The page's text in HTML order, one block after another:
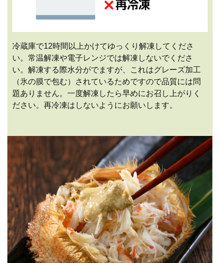
冷蔵庫で12時間以上かけてゆっくり解凍してくださ
い。常温解凍や電子レンジでは解凍しないでくださ
い。解凍する際水分がでますが、これはグレーズ加工
（氷の膜で包む）されているためですので品質には問
題ありません。一度解凍したら早めにお召し上がりく
ださい。再冷凍はしないようにお願いします。